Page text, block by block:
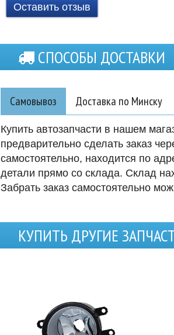
Оставить отзыв
СПОСОБЫ ДОСТАВКИ
Самовывоз Доставка по Минску
Купить автозапчасти в нашем
предварительно сделать заказ
самостоятельно, находится по
детали прямо со склада. Склад
Забрать заказ самостоятельно
КУПИТЬ ДРУГИЕ